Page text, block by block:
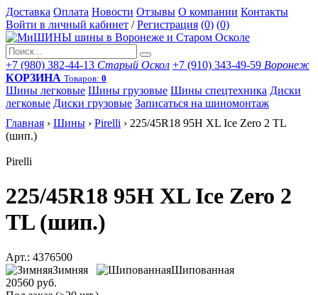
Доставка Оплата Новости Отзывы О компании Контакты
Войти в личный кабинет / Регистрация (0) (0)
+7 (980) 382-44-13 Старый Оскол +7 (910) 343-49-59 Воронеж
КОРЗИНА Товаров: 0
Шины легковые Шины грузовые Шины спецтехника Диски
легковые Диски грузовые Записаться на шиномонтаж
Главная › Шины › Pirelli › 225/45R18 95H XL Ice Zero 2 TL
(шип.)
Pirelli
225/45R18 95H XL Ice Zero 2
TL (шип.)
Арт.: 4376500
Зимняя
Шипованная
20560 руб.